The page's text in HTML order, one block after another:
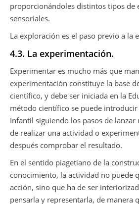
proporcionándoles distintos tipos de
sensoriales.
La exploración es el paso previo a la
4.3. La experimentación.
Experimentar es mucho más que
experimentación constituye la base
científico, y debe ser iniciada en la
método científico se puede introducir
Infantil siguiendo los pasos de lanzar
de realizar una actividad o
después comprobar el resultado.
En el sentido piagetiano de la
conocimiento, la actividad no puede
acción, sino que ha de ser
pensarla y representarla, de manera